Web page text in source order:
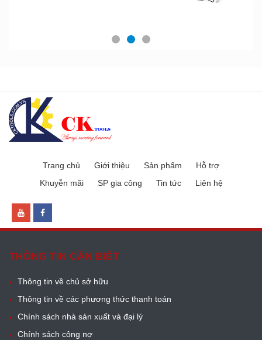
Trang chủ Giới thiệu Sản phẩm
Hỗ trợ
Khuyễn mãi
SP gia công Tin tức Liên hệ
THÔNG TIN CẦN BIẾT
Thông tin về chủ sở hữu
Thông tin về các phương thức thanh toán
Chính sách nhà sản xuất và đại lý
Chính sách công nợ